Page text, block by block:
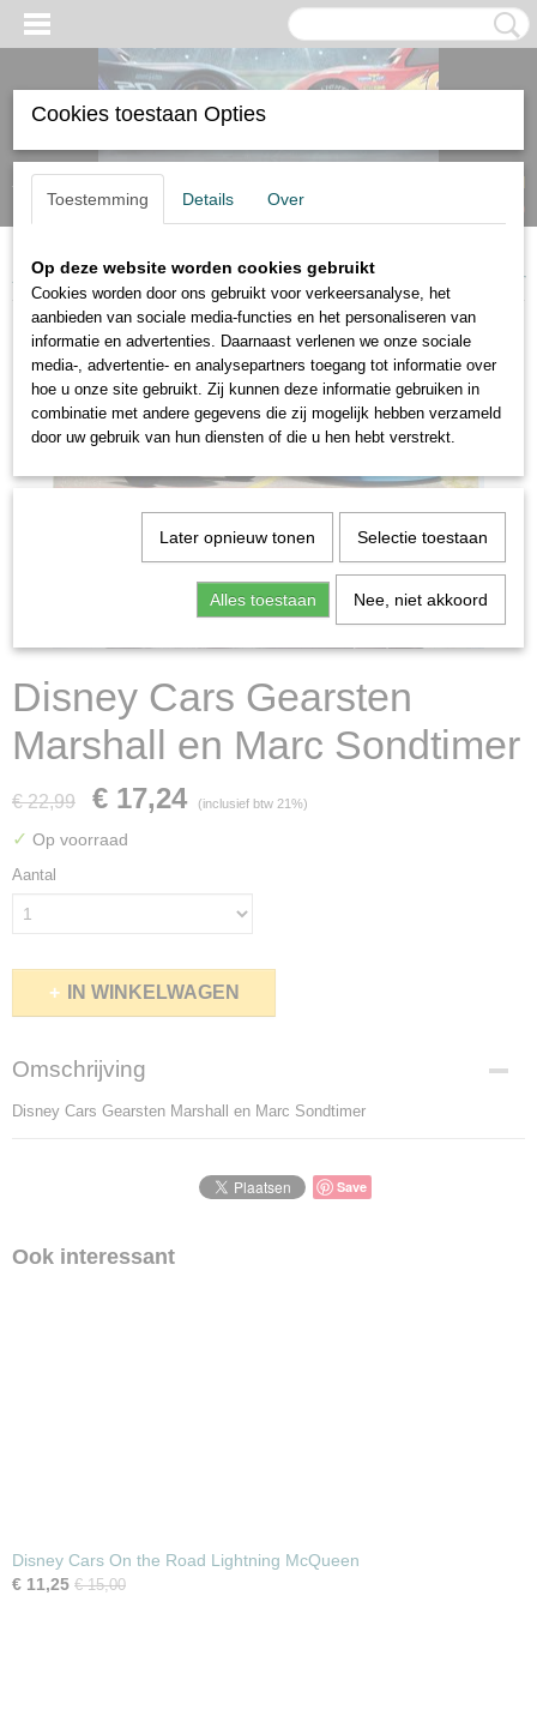
Inloggen Registreren
(0)
Home>On the Road>Disney Cars Gearsten Marshall en Marc Sondtimer
Disney Cars Gearsten
Marshall en Marc Sondtimer
€ 22,99 € 17,24 (inclusief btw 21%)
✓ Op voorraad
Aantal
IN WINKELWAGEN
Omschrijving
Disney Cars Gearsten Marshall en Marc Sondtimer
Save
Ook interessant
Disney Cars On the Road Lightning McQueen
€ 11,25 € 15,00
Cookies toestaan Opties
Toestemming Details Over
Op deze website worden cookies gebruikt
Cookies worden door ons gebruikt voor verkeersanalyse, het
aanbieden van sociale media-functies en het personaliseren van
informatie en advertenties. Daarnaast verlenen we onze sociale
media-, advertentie- en analysepartners toegang tot informatie over
hoe u onze site gebruikt. Zij kunnen deze informatie gebruiken in
combinatie met andere gegevens die zij mogelijk hebben verzameld
door uw gebruik van hun diensten of die u hen hebt verstrekt.
Later opnieuw tonen Selectie toestaan
Alles toestaan Nee, niet akkoord